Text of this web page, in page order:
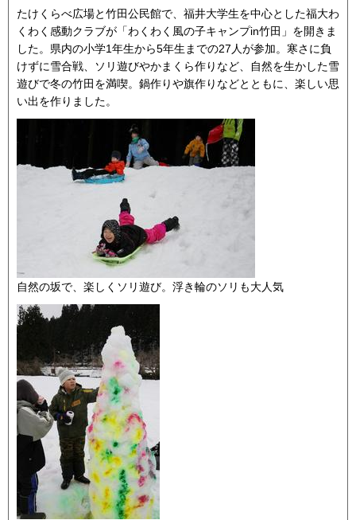
たけくらべ広場と竹田公民館で、福井大学生を中心とした福大わ
くわく感動クラブが「わくわく風の子キャンプin竹田」を開きま
した。県内の小学1年生から5年生までの27人が参加。寒さに負
けずに雪合戦、ソリ遊びやかまくら作りなど、自然を生かした雪
遊びで冬の竹田を満喫。鍋作りや旗作りなどとともに、楽しい思
い出を作りました。
自然の坂で、楽しくソリ遊び。浮き輪のソリも大人気